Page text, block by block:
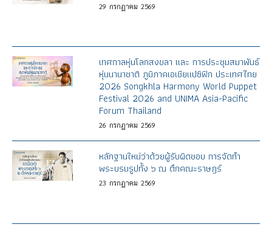
29 กรกฎาคม 2569
เทศกาลหุ่นโลกสงขลา และ การประชุมสมาพันธ์
หุ่นนานาชาติ ภูมิภาคเอเชียแปซิฟิก ประเทศไทย
2026 Songkhla Harmony World Puppet
Festival 2026 and UNIMA Asia-Pacific
Forum Thailand
26 กรกฎาคม 2569
หลักฐานใหม่ว่าด้วยผู้รับผิดชอบ การจัดทำ
พระบรมรูปทั้ง ๖ ณ ตึกคณะราษฎร์
23 กรกฎาคม 2569